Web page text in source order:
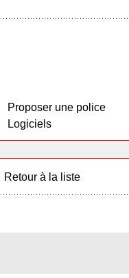
Proposer une police
Logiciels
Retour à la liste